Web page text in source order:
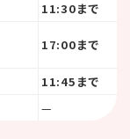
11:30まで
17:00まで
11:45まで
—